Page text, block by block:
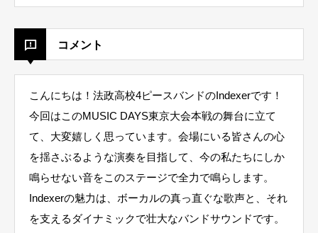
コメント
こんにちは！法政高校4ピースバンドのIndexerです！
今回はこのMUSIC DAYS東京大会本戦の舞台に立て
て、大変嬉しく思っています。会場にいる皆さんの心
を揺さぶるような演奏を目指して、今の私たちにしか
鳴らせない音をこのステージで全力で鳴らします。
Indexerの魅力は、ボーカルの真っ直ぐな歌声と、それ
を支えるダイナミックで壮大なバンドサウンドです。